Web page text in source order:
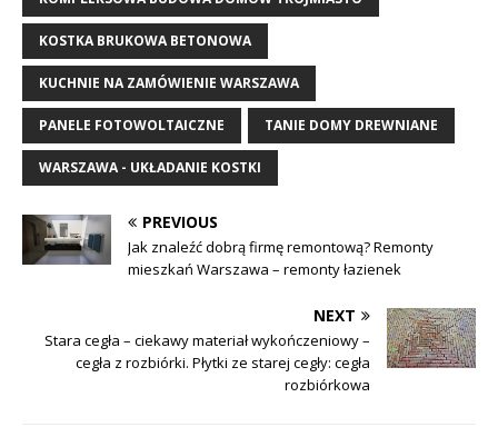
KOSTKA BRUKOWA BETONOWA
KUCHNIE NA ZAMÓWIENIE WARSZAWA
PANELE FOTOWOLTAICZNE TANIE DOMY DREWNIANE
WARSZAWA - UKŁADANIE KOSTKI
PREVIOUS
Jak znaleźć dobrą firmę remontową? Remonty
mieszkań Warszawa – remonty łazienek
NEXT
Stara cegła – ciekawy materiał wykończeniowy –
cegła z rozbiórki. Płytki ze starej cegły: cegła
rozbiórkowa